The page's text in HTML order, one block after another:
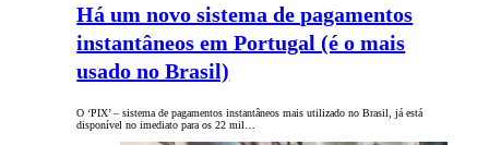
Há um novo sistema de pagamentos
instantâneos em Portugal (é o mais
usado no Brasil)
O ‘PIX’ – sistema de pagamentos instantâneos mais utilizado no Brasil, já está
disponível no imediato para os 22 mil…